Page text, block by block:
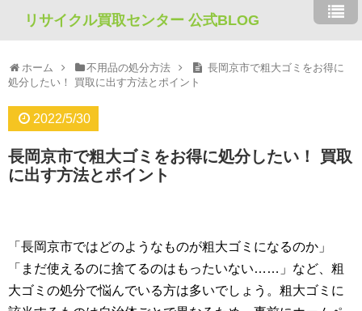
リサイクル買取センター 公式BLOG
ホーム 不用品の処分方法
長岡京市で粗大ゴミをお得に
処分したい！ 買取に出す方法とポイント
2022/5/30
長岡京市で粗大ゴミをお得に処分したい！ 買取
に出す方法とポイント
「長岡京市ではどのようなものが粗大ゴミになるのか」
「まだ使えるのに捨てるのはもったいない……」など、粗
大ゴミの処分で悩んでいる方は多いでしょう。粗大ゴミに